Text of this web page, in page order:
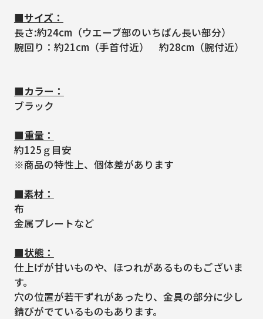
■サイズ：
長さ:約24cm（ウエーブ部のいちばん長い部分）
腕回り：約21cm（手首付近） 約28cm（腕付近）
■カラー：
ブラック
■重量：
約125ｇ目安
※商品の特性上、個体差があります
■素材：
布
金属プレートなど
■状態：
仕上げが甘いものや、ほつれがあるものもございま
す。
穴の位置が若干ずれがあったり、金具の部分に少し
錆びがでているものもあります。